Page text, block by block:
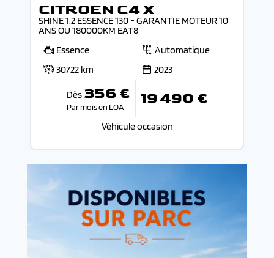
CITROEN C4 X
SHINE 1.2 ESSENCE 130 - GARANTIE MOTEUR 10
ANS OU 180000KM EAT8
Essence
Automatique
30722 km
2023
Dès 356 €
Par mois en LOA 19 490 €
Véhicule occasion